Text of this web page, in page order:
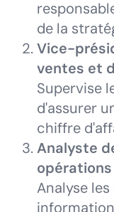
de la
Vice-
ventes et
Supervise
d'assurer
chiffre
Analyste
opérations
Analyse